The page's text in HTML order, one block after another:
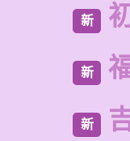
新
新
新